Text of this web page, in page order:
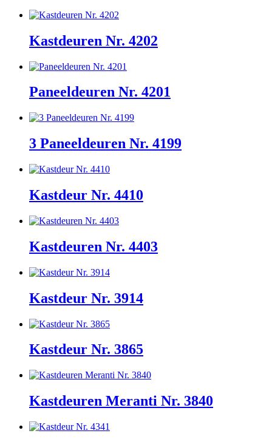
Kastdeuren Nr. 4202
Paneeldeuren Nr. 4201
3 Paneeldeuren Nr. 4199
Kastdeur Nr. 4410
Kastdeuren Nr. 4403
Kastdeur Nr. 3914
Kastdeur Nr. 3865
Kastdeuren Meranti Nr. 3840